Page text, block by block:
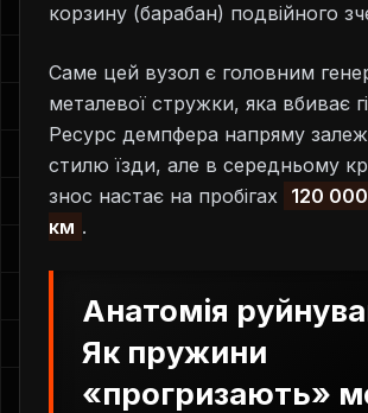
корзину (барабан) подвійного
Саме цей вузол є головним
металевої стружки, яка вбиває
Ресурс демпфера напряму
стилю їзди, але в середньому
знос настає на пробігах 120
км .
Анатомія
Як пружини
«прогризають»